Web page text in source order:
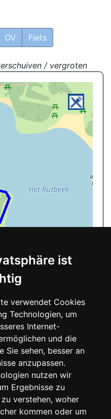
ist
verwendet Cookies
Technologien, um
Internet-
und die
Sie sehen, besser an
anzupassen.
nutzen wir
Ergebnisse zu
zu verstehen, woher
kommen oder um
OV Fiets
/ vergroten
FKK-Strand